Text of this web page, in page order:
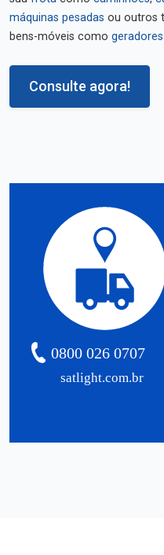
máquinas pesadas ou outros
bens-móveis como
Consulte agora!
satlight.com.br
0800 026 0707